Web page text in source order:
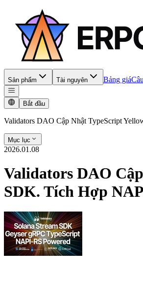
Sản phẩm Tài nguyên Bảng giá
Bắt đầu
Validators DAO Cập Nhật TypeScript
Mục lục
2026.01.08
Validators DAO
SDK. Tích Hợp